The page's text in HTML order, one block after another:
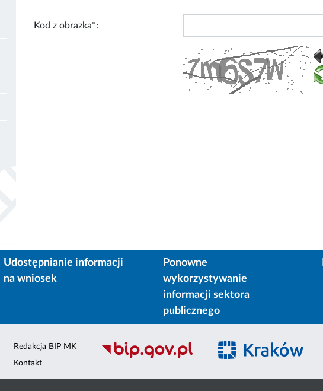
Kod z obrazka*:
Udostępnianie informacji
na wniosek
Ponowne
wykorzystywanie
informacji sektora
publicznego
Redakcja BIP MK
Kontakt